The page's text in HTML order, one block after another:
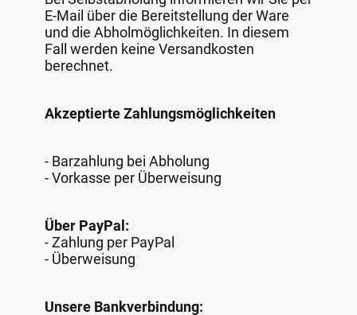
E-Mail über die Bereitstellung der Ware
und die Abholmöglichkeiten. In diesem
Fall werden keine Versandkosten
berechnet.
Akzeptierte Zahlungsmöglichkeiten
- Barzahlung bei Abholung
- Vorkasse per Überweisung
Über PayPal:
- Zahlung per PayPal
- Überweisung
Unsere Bankverbindung: